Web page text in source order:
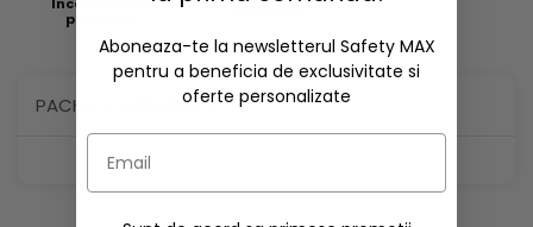
protectie
PACHETE SI PROMOTII
Aboneaza-te la newsletterul Safety MAX
pentru a beneficia de exclusivitate si
oferte personalizate